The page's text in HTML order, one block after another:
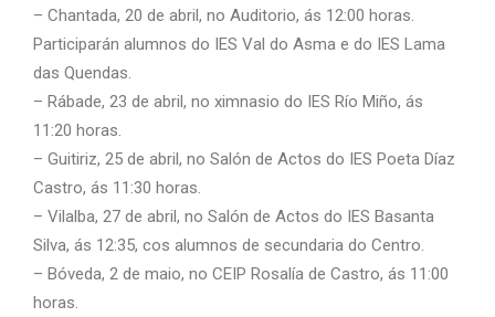
– Chantada, 20 de abril, no Auditorio, ás 12:00 horas.
Participarán alumnos do IES Val do Asma e do IES Lama
das Quendas.
– Rábade, 23 de abril, no ximnasio do IES Río Miño, ás
11:20 horas.
– Guitiriz, 25 de abril, no Salón de Actos do IES Poeta Díaz
Castro, ás 11:30 horas.
– Vilalba, 27 de abril, no Salón de Actos do IES Basanta
Silva, ás 12:35, cos alumnos de secundaria do Centro.
– Bóveda, 2 de maio, no CEIP Rosalía de Castro, ás 11:00
horas.